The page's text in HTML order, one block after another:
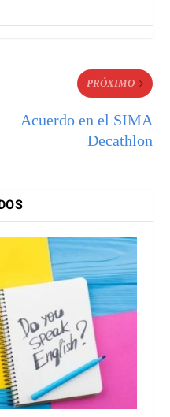
PRÓXIMO
Acuerdo en el SIMA
Decathlon